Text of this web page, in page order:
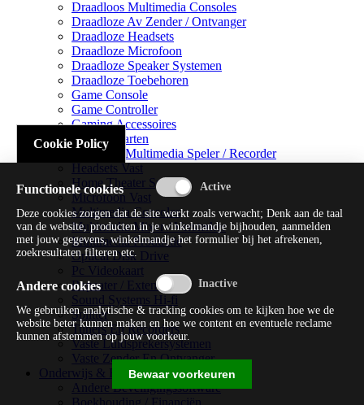
Draadloos Multimedia Consoles
Draadloze Av Zender / Ontvanger
Draadloze Headsets
Draadloze Microfoon
Draadloze Speaker Systemen
Draadloze Toebehoren
Game Console
Game Controller
Gaming Accessoires
Geluidskaarten
Handheld Multimedia Speler / Recorder
Headsets Vast
Home Theater Systems
Microfoon Vast
Multimedia Consoles
Multimedia Mixer / Versterker
Multimedia Productie
Optical Disk Drive
Pc Videokaart
Repeater / Extender
Sound Systems Hi-fi
Splitter
Tuners En Recorders
Vaste Luidsprekersystemen
Vaste Zender En Ontvanger
Onderwijs & Recreatie
Andere Beveiligingssoftware
Cookie Policy
Functionele cookies
Deze cookies zorgen dat de site werkt zoals verwacht; Denk aan de taal
van de website, producten in je winkelmandje bijhouden, aanmelden
met jouw gegevens, winkelmandje het formulier bij het afrekenen,
zoekresultaten filteren etc.
Andere cookies
We gebruiken analytische & tracking cookies om te kijken hoe we de
website beter kunnen maken en hoe we content en eventuele reclame
kunnen afstemmen op jouw voorkeur.
Bewaar voorkeuren